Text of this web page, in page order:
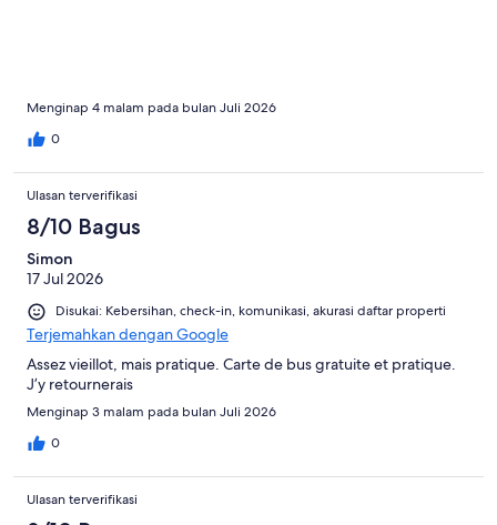
Menginap 4 malam pada bulan Juli 2026
0
Ulasan terverifikasi
8/10 Bagus
Simon
17 Jul 2026
Disukai: Kebersihan, check-in, komunikasi, akurasi daftar properti
Terjemahkan dengan Google
Assez vieillot, mais pratique. Carte de bus gratuite et pratique.
J’y retournerais
Menginap 3 malam pada bulan Juli 2026
0
Ulasan terverifikasi